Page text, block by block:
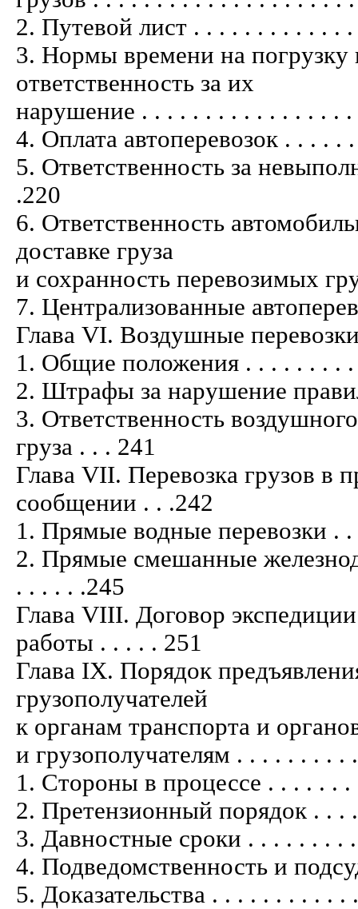
2. Путевой лист . . . . . . . . . . . .
3. Нормы времени на погрузку
ответственность за их
нарушение . . . . . . . . . . . . . . . .
4. Оплата автоперевозок . . . .
5. Ответственность за
.220
6. Ответственность
доставке груза
и сохранность перевозимых
7. Централизованные
Глава VI. Воздушные
1. Общие положения . . . . . . . .
2. Штрафы за нарушение
3. Ответственность
груза . . . 241
Глава VII. Перевозка грузов
сообщении . . .242
1. Прямые водные перевозки .
2. Прямые смешанные
. . . . . .245
Глава VIII. Договор
работы . . . . . 251
Глава IX. Порядок
грузополучателей
к органам транспорта и
и грузополучателям . . . . . . . .
1. Стороны в процессе . . . . . .
2. Претензионный порядок . . .
3. Давностные сроки . . . . . . . .
4. Подведомственность и
5. Доказательства . . . . . . . . . .